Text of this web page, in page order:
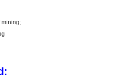
mining;